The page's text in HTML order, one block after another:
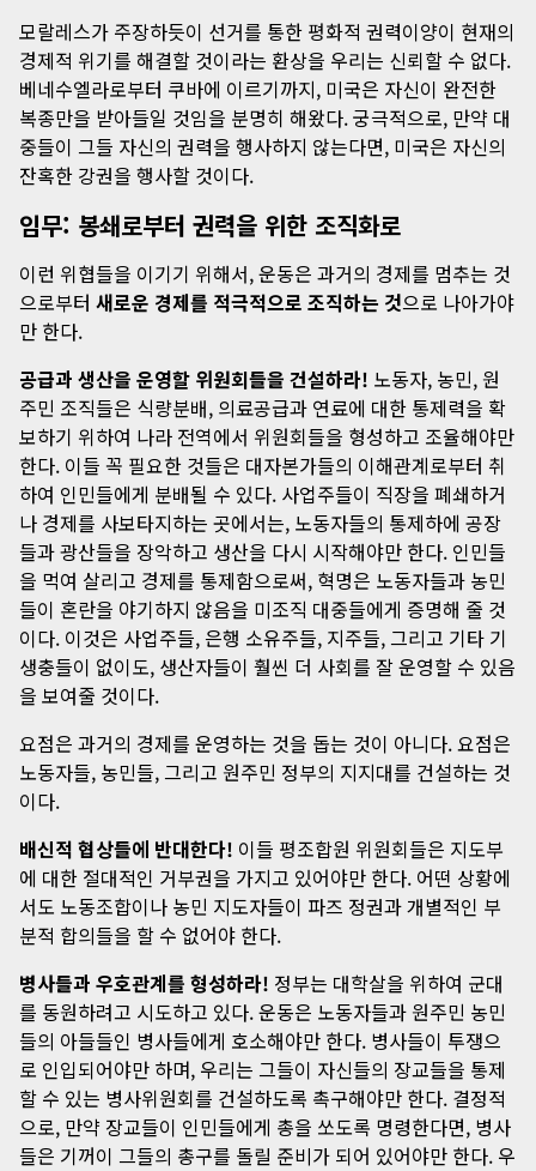
모랄레스가 주장하듯이 선거를 통한 평화적 권력이양이 현재의
경제적 위기를 해결할 것이라는 환상을 우리는 신뢰할 수 없다.
베네수엘라로부터 쿠바에 이르기까지, 미국은 자신이 완전한
복종만을 받아들일 것임을 분명히 해왔다. 궁극적으로, 만약 대
중들이 그들 자신의 권력을 행사하지 않는다면, 미국은 자신의
잔혹한 강권을 행사할 것이다.
임무: 봉쇄로부터 권력을 위한 조직화로
이런 위협들을 이기기 위해서, 운동은 과거의 경제를 멈추는 것
으로부터 새로운 경제를 적극적으로 조직하는 것으로 나아가야
만 한다.
공급과 생산을 운영할 위원회들을 건설하라! 노동자, 농민, 원
주민 조직들은 식량분배, 의료공급과 연료에 대한 통제력을 확
보하기 위하여 나라 전역에서 위원회들을 형성하고 조율해야만
한다. 이들 꼭 필요한 것들은 대자본가들의 이해관계로부터 취
하여 인민들에게 분배될 수 있다. 사업주들이 직장을 폐쇄하거
나 경제를 사보타지하는 곳에서는, 노동자들의 통제하에 공장
들과 광산들을 장악하고 생산을 다시 시작해야만 한다. 인민들
을 먹여 살리고 경제를 통제함으로써, 혁명은 노동자들과 농민
들이 혼란을 야기하지 않음을 미조직 대중들에게 증명해 줄 것
이다. 이것은 사업주들, 은행 소유주들, 지주들, 그리고 기타 기
생충들이 없이도, 생산자들이 훨씬 더 사회를 잘 운영할 수 있음
을 보여줄 것이다.
요점은 과거의 경제를 운영하는 것을 돕는 것이 아니다. 요점은
노동자들, 농민들, 그리고 원주민 정부의 지지대를 건설하는 것
이다.
배신적 협상들에 반대한다! 이들 평조합원 위원회들은 지도부
에 대한 절대적인 거부권을 가지고 있어야만 한다. 어떤 상황에
서도 노동조합이나 농민 지도자들이 파즈 정권과 개별적인 부
분적 합의들을 할 수 없어야 한다.
병사들과 우호관계를 형성하라! 정부는 대학살을 위하여 군대
를 동원하려고 시도하고 있다. 운동은 노동자들과 원주민 농민
들의 아들들인 병사들에게 호소해야만 한다. 병사들이 투쟁으
로 인입되어야만 하며, 우리는 그들이 자신들의 장교들을 통제
할 수 있는 병사위원회를 건설하도록 촉구해야만 한다. 결정적
으로, 만약 장교들이 인민들에게 총을 쏘도록 명령한다면, 병사
들은 기꺼이 그들의 총구를 돌릴 준비가 되어 있어야만 한다. 우